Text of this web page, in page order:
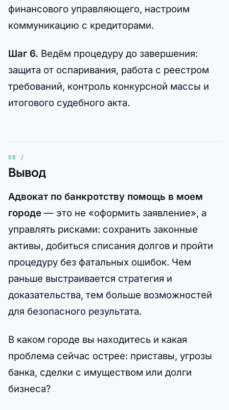
финансового управляющего, настроим
коммуникацию с кредиторами.
Шаг 6. Ведём процедуру до завершения:
защита от оспаривания, работа с реестром
требований, контроль конкурсной массы и
итогового судебного акта.
Вывод
Адвокат по банкротству помощь в моем
городе — это не «оформить заявление», а
управлять рисками: сохранить законные
активы, добиться списания долгов и пройти
процедуру без фатальных ошибок. Чем
раньше выстраивается стратегия и
доказательства, тем больше возможностей
для безопасного результата.
В каком городе вы находитесь и какая
проблема сейчас острее: приставы, угрозы
банка, сделки с имуществом или долги
бизнеса?